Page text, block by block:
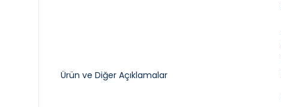
Ürün ve Diğer Açıklamalar